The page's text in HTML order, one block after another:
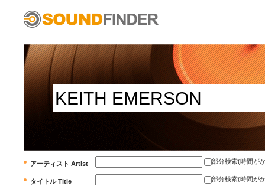
アーティスト Artist 部分検索(時間が
タイトル Title 部分検索(時間が